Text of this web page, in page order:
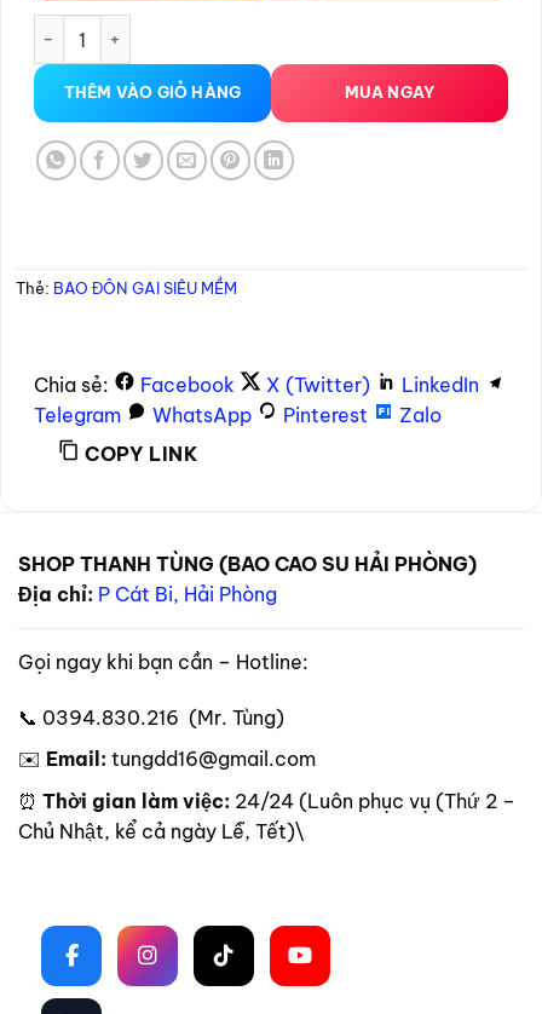
THÊM VÀO GIỎ HÀNG MUA NGAY
Thẻ: BAO ĐÔN GAI SIÊU MỀM
Chia sẻ: Facebook X (Twitter)
LinkedIn
Telegram
WhatsApp Pinterest
Zalo
COPY LINK
SHOP THANH TÙNG (BAO CAO SU HẢI PHÒNG)
Địa chỉ: P Cát Bi, Hải Phòng
Gọi ngay khi bạn cần – Hotline:
📞 0394.830.216 (Mr. Tùng)
✉️ Email: tungdd16@gmail.com
⏰ Thời gian làm việc: 24/24 (Luôn phục vụ (Thứ 2 –
Chủ Nhật, kể cả ngày Lễ, Tết)\